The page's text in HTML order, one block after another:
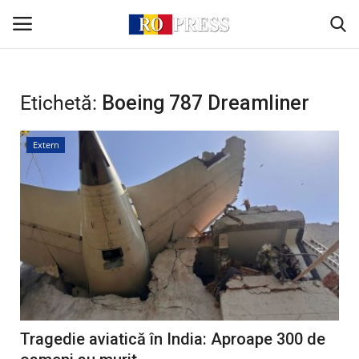
Conectare Înregistrare
Acasă
Intern
Extern
Politică
Socio-Economic
Monden
Etichetă: Boeing 787 Dreamliner
Extern
Tragedie aviatică în India: Aproape 300 de